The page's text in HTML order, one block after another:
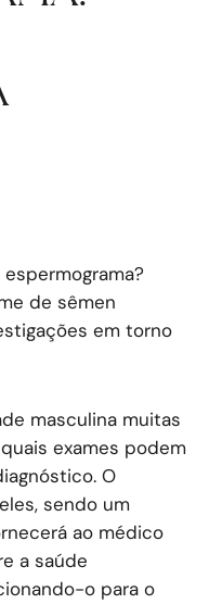
de sêmen
em torno
masculina muitas
exames podem
O
sendo um
ao médico
a saúde
o para o